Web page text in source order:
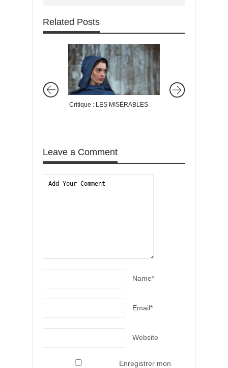
Related Posts
Critique : LES MISÉRABLES
Leave a Comment
Name*
Email*
Website
Enregistrer mon